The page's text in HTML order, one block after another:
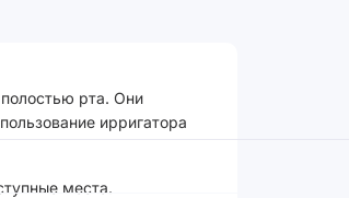
рта. Они
ирригатора
места.